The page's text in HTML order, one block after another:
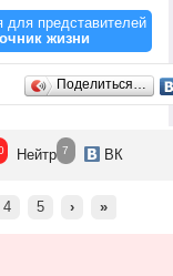
представителей
жизни
Поделиться…
Нейтр 7 ВК
4 5 › »